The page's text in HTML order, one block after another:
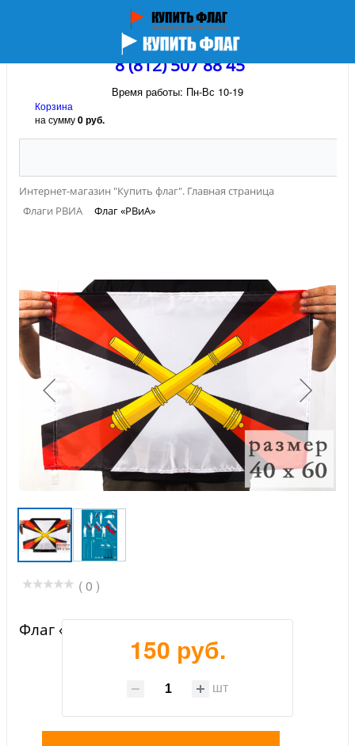
8 (812) 507 88 45
Время работы: Пн-Вс 10-19
Корзина
на сумму0 руб.
Интернет-магазин "Купить флаг". Главная страница
Флаги РВИА
Флаг «РВиА»
( 0 )
Флаг «РВиА»
150 руб.
шт